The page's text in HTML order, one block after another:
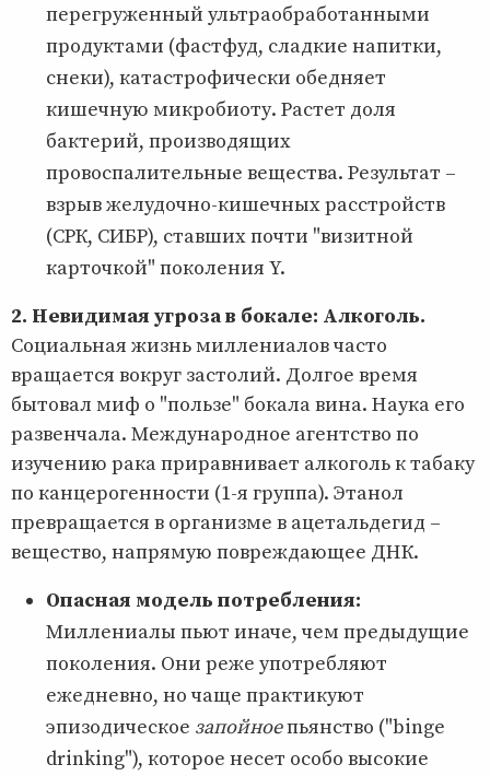
перегруженный ультраобработанными
продуктами (фастфуд, сладкие напитки,
снеки), катастрофически обедняет
кишечную микробиоту. Растет доля
бактерий, производящих
провоспалительные вещества. Результат –
взрыв желудочно-кишечных расстройств
(СРК, СИБР), ставших почти "визитной
карточкой" поколения Y.
2. Невидимая угроза в бокале: Алкоголь.
Социальная жизнь миллениалов часто
вращается вокруг застолий. Долгое время
бытовал миф о "пользе" бокала вина. Наука его
развенчала. Международное агентство по
изучению рака приравнивает алкоголь к табаку
по канцерогенности (1-я группа). Этанол
превращается в организме в ацетальдегид –
вещество, напрямую повреждающее ДНК.
Опасная модель потребления:
Миллениалы пьют иначе, чем предыдущие
поколения. Они реже употребляют
ежедневно, но чаще практикуют
эпизодическое запойноепьянство ("binge
drinking"), которое несет особо высокие